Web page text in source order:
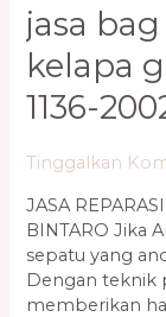
jasa
kelapa
1136-
Tinggalkan
JASA
BINTARO Jika
sepatu yang
Dengan teknik
memberikan
2002